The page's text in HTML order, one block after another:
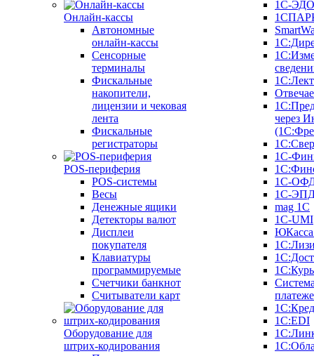
Онлайн-кассы
Автономные
онлайн-кассы
Сенсорные
терминалы
Фискальные
накопители,
лицензии и чековая
лента
Фискальные
регистраторы
POS-периферия
POS-системы
Весы
Денежные ящики
Детекторы валют
Дисплеи
покупателя
Клавиатуры
программируемые
Счетчики банкнот
Считыватели карт
Оборудование для
штрих-кодирования
1С-ЭДО
через
1С-
1С-
1С-
mag 1C
1C-UMI
1С:EDI